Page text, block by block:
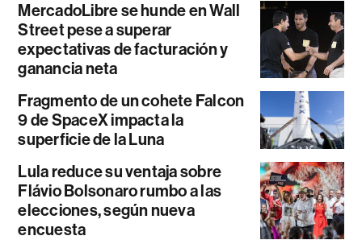
MercadoLibre se hunde en Wall
Street pese a superar
expectativas de facturación y
ganancia neta
Fragmento de un cohete Falcon
9 de SpaceX impacta la
superficie de la Luna
Lula reduce su ventaja sobre
Flávio Bolsonaro rumbo a las
elecciones, según nueva
encuesta